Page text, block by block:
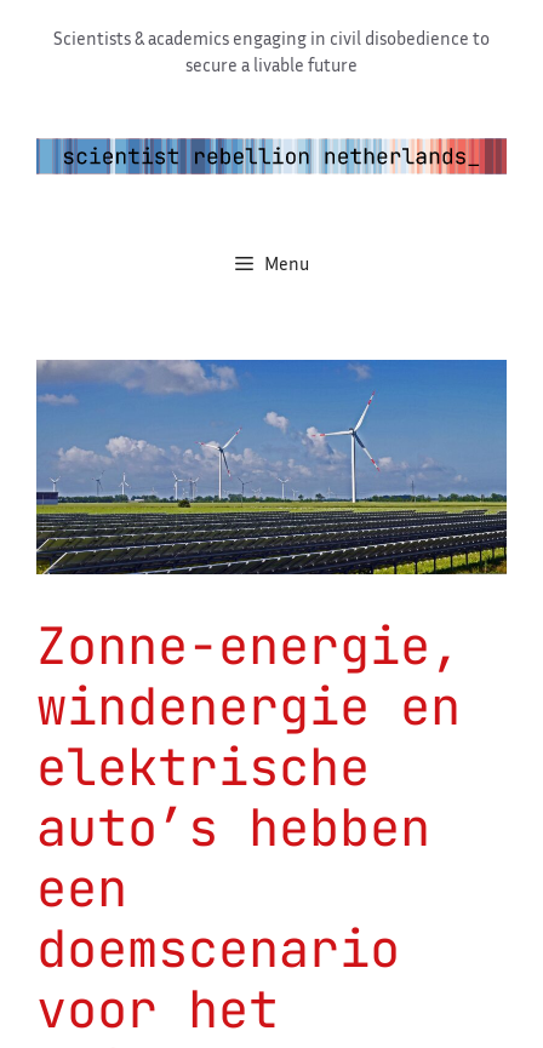
Scientists & academics engaging in civil disobedience to
secure a livable future
Menu
Zonne-energie,
windenergie en
elektrische
auto’s hebben
een
doemscenario
voor het